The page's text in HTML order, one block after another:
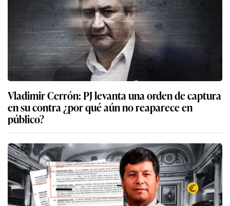
Vladimir Cerrón: PJ levanta una orden de captura
en su contra ¿por qué aún no reaparece en
público?